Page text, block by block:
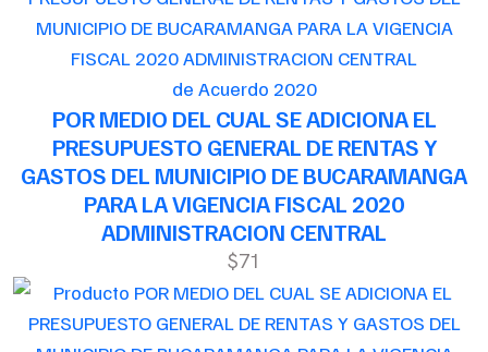
de Acuerdo 2020
POR MEDIO DEL CUAL SE ADICIONA EL
PRESUPUESTO GENERAL DE RENTAS Y
GASTOS DEL MUNICIPIO DE BUCARAMANGA
PARA LA VIGENCIA FISCAL 2020
ADMINISTRACION CENTRAL
$71